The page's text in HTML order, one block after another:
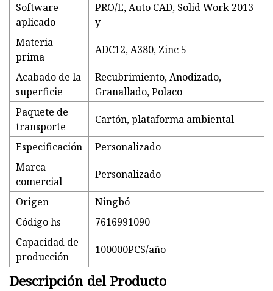
Software
aplicado
PRO/E, Auto CAD, Solid Work 2013
y
Materia
prima
ADC12, A380, Zinc 5
Acabado de la
superficie
Recubrimiento, Anodizado,
Granallado, Polaco
Paquete de
transporte
Cartón, plataforma ambiental
Especificación
Personalizado
Marca
comercial
Personalizado
Origen
Ningbó
Código hs
7616991090
Capacidad de
producción
100000PCS/año
Descripción del Producto